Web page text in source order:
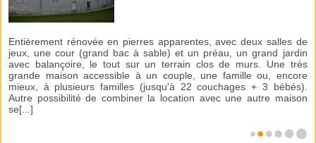
Entièrement rénovée en pierres apparentes, avec deux salles de
jeux, une cour (grand bac à sable) et un préau, un grand jardin
avec balançoire, le tout sur un terrain clos de murs. Une très
grande maison accessible à un couple, une famille ou, encore
mieux, à plusieurs familles (jusqu'à 22 couchages + 3 bébés).
Autre possibilité de combiner la location avec une autre maison
se[...]